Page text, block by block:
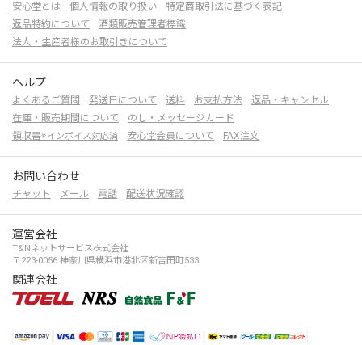
安心堂とは 個人情報の取り扱い
特定商取引法に基づく表記
返品特約について
酒類販売管理者標識
法人・生産者様のお取引きについて
ヘルプ
よくあるご質問 発送日について 送料 お支払方法
返品・キャンセル
在庫・販売期間について
のし・メッセージカード
領収書※インボイス対応済 安心堂会員について FAX注文
お問い合わせ
チャット メール 電話 配送状況確認
運営会社
T&Nネットサービス株式会社
〒223-0056 神奈川県横浜市港北区新吉田町533
関連会社